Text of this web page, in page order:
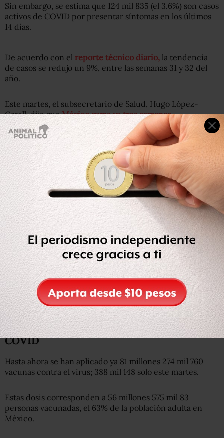
Sin embargo, se estima que 124 mil 835 (el 3.6%) son casos
activos de COVID por presentar síntomas en los últimos
14 días.
De acuerdo con el reporte técnico diario, la tendencia
de casos se redujo un 9%, entre las semanas 31 y 32 del
año.
Este martes, el subsecretario de Salud, Hugo López-
Gatell, dijo queMéxico suma ya tres semanas
consecutivas con reducción de casos de COVID y
posiblemente ya comienza una tendencia de reducción
sostenida.
Aplican 388 mil vacunas más contra
COVID
Hasta ahora se han aplicado ya 81 millones 274 mil 760
vacunas contra el virus; 388 mil 148 solo este martes.
Estas dosis corresponden a 56 millones 575 mil 83
personas vacunadas, el 63% de la población adulta en
México.